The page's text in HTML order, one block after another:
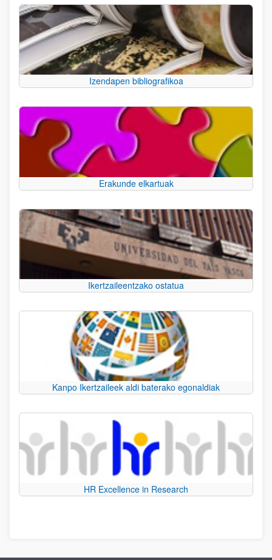
Izendapen bibliografikoa
Erakunde elkartuak
Ikertzaileentzako ostatua
Kanpo Ikertzaileek aldi baterako egonaldiak
HR Excellence in Research